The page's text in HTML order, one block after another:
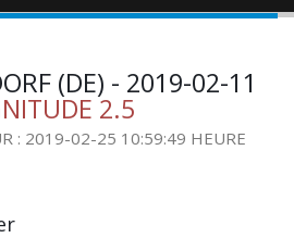
(DE) - 2019-02-11
2.5
: 2019-02-25 10:59:49 HEURE